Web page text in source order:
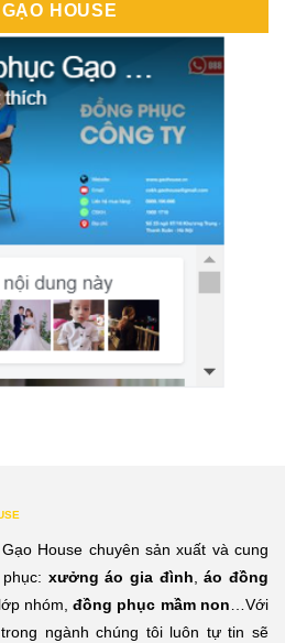
HOUSE
House chuyên sản xuất và cung
xưởng áo gia đình,áo đồng
nhóm,đồng phục mầm non…Với
ngành chúng tôi luôn tự tin sẽ